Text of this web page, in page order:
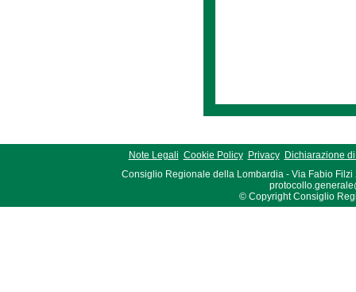
Note Legali Cookie Policy Privacy
Dichiarazione
Consiglio Regionale della Lombardia - Via Fabio Filzi
© Copyright Consiglio